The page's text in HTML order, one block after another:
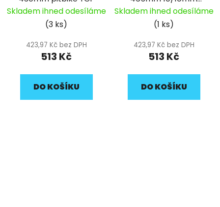
Skladem ihned odesíláme
(3 ks)
423,97 Kč bez DPH
513 Kč
DO KOŠÍKU
pitbike YCF typ3
Skladem ihned odesíláme
(1 ks)
423,97 Kč bez DPH
513 Kč
DO KOŠÍKU